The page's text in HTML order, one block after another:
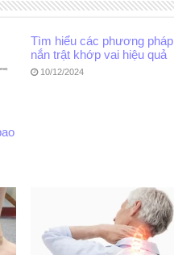
Tìm hiểu các phương pháp
nắn trật khớp vai hiệu quả
10/12/2024